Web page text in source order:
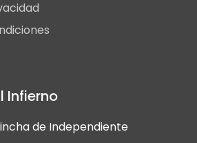
Infierno
de Independiente